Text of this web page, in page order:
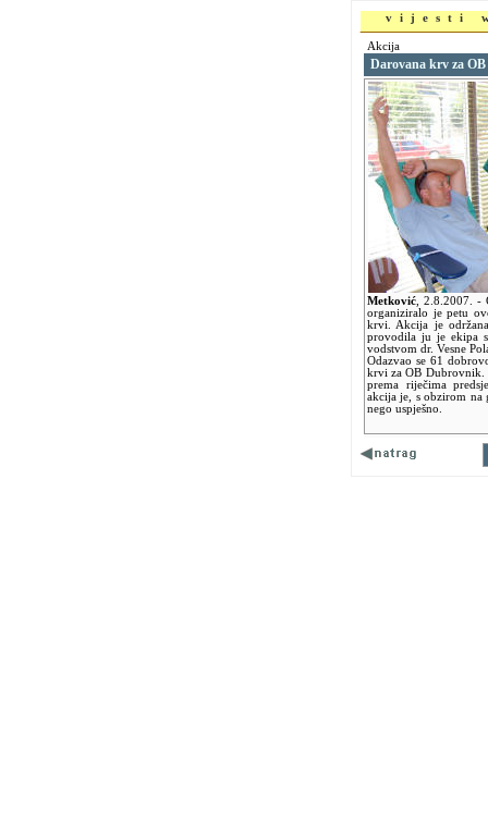
vijesti
Akcija
Darovana krv za
Metković 2.8.2007. -
organiziralo je petu
krvi. Akcija je
provodila ju je ekipa
vodstvom dr. Vesne
Odazvao se 61
krvi za OB Dubrovnik.
prema riječima
akcija je, s obzirom na
nego uspješno.